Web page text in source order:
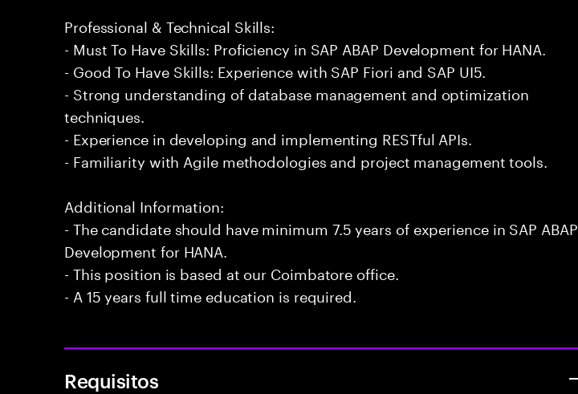
Professional & Technical Skills:
- Must To Have Skills: Proficiency in SAP ABAP Development for HANA.
- Good To Have Skills: Experience with SAP Fiori and SAP UI5.
- Strong understanding of database management and optimization
techniques.
- Experience in developing and implementing RESTful APIs.
- Familiarity with Agile methodologies and project management tools.
Additional Information:
- The candidate should have minimum 7.5 years of experience in SAP ABAP
Development for HANA.
- This position is based at our Coimbatore office.
- A 15 years full time education is required.
Requisitos